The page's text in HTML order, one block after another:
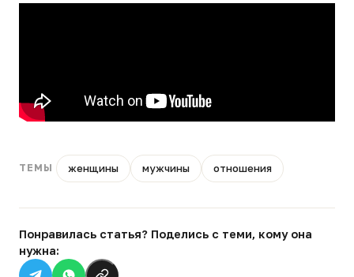
ТЕМЫ женщины мужчины отношения
Понравилась статья? Поделись с теми, кому она
нужна: